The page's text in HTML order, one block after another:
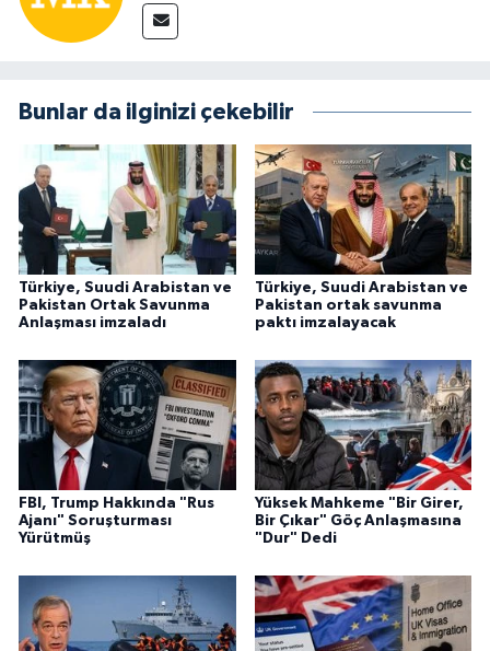
Bunlar da ilginizi çekebilir
Türkiye, Suudi Arabistan ve
Pakistan Ortak Savunma
Anlaşması imzaladı
Türkiye, Suudi Arabistan ve
Pakistan ortak savunma
paktı imzalayacak
FBI, Trump Hakkında "Rus
Ajanı" Soruşturması
Yürütmüş
Yüksek Mahkeme "Bir Girer,
Bir Çıkar" Göç Anlaşmasına
"Dur" Dedi